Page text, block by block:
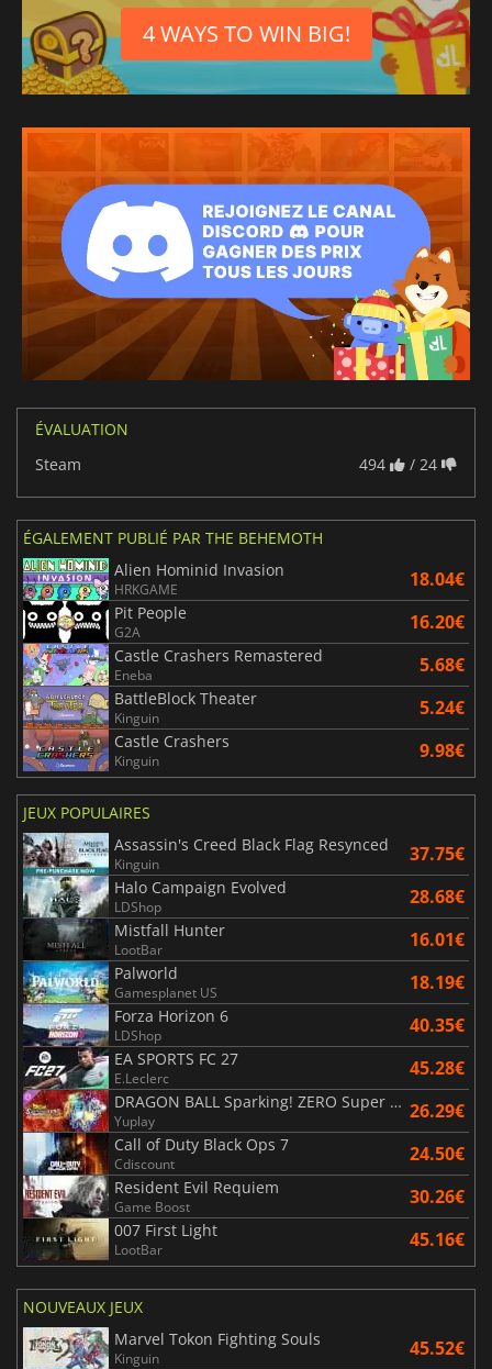
4 WAYS TO WIN BIG!
ÉVALUATION
Steam
494 / 24
ÉGALEMENT PUBLIÉ PAR THE BEHEMOTH
Alien Hominid Invasion
HRKGAME 18.04€
Pit People
G2A 16.20€
Castle Crashers Remastered
Eneba 5.68€
BattleBlock Theater
Kinguin 5.24€
Castle Crashers
Kinguin 9.98€
JEUX POPULAIRES
Assassin's Creed Black Flag Resynced
Kinguin 37.75€
Halo Campaign Evolved
LDShop 28.68€
Mistfall Hunter
LootBar 16.01€
Palworld
Gamesplanet US 18.19€
Forza Horizon 6
LDShop 40.35€
EA SPORTS FC 27
E.Leclerc 45.28€
DRAGON BALL Sparking! ZERO Super Limit Breaking NEO
Yuplay 26.29€
Call of Duty Black Ops 7
Cdiscount 24.50€
Resident Evil Requiem
Game Boost 30.26€
007 First Light
LootBar 45.16€
NOUVEAUX JEUX
Marvel Tokon Fighting Souls
Kinguin 45.52€